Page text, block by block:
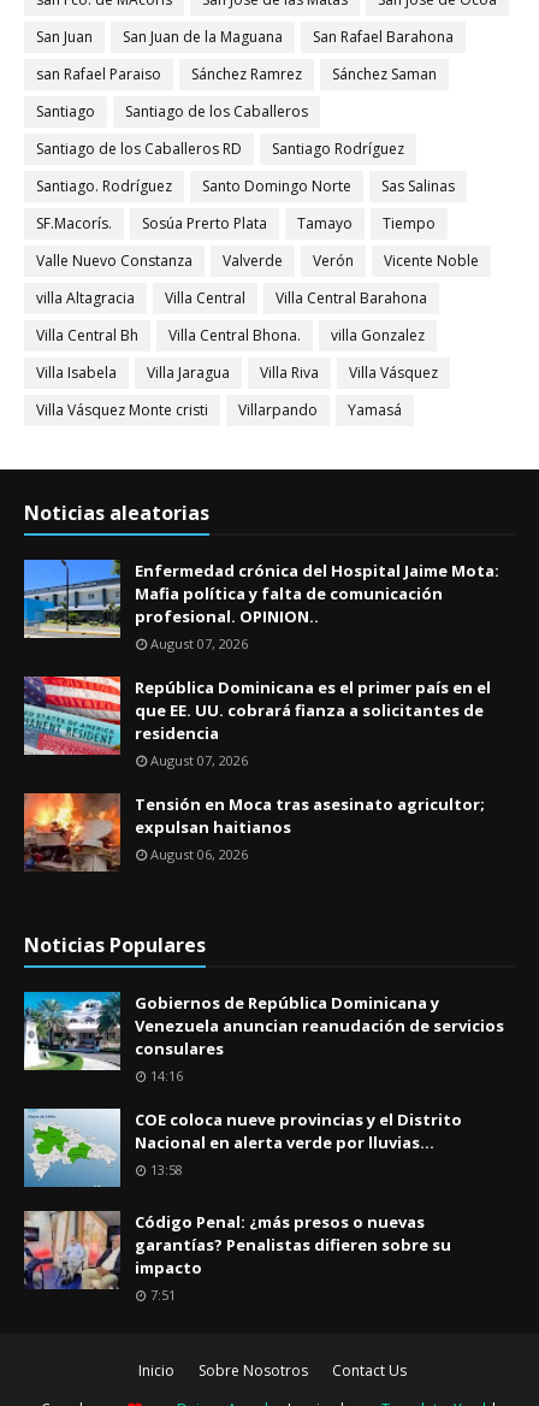
San Juan
San Juan de la Maguana
San Rafael Barahona
san Rafael Paraiso
Sánchez Ramrez
Sánchez Saman
Santiago
Santiago de los Caballeros
Santiago de los Caballeros RD
Santiago Rodríguez
Santiago. Rodríguez
Santo Domingo Norte
Sas Salinas
SF.Macorís.
Sosúa Prerto Plata Tamayo
Tiempo
Valle Nuevo Constanza
Valverde Verón
Vicente Noble
villa Altagracia
Villa Central
Villa Central Barahona
Villa Central Bh
Villa Central Bhona.
villa Gonzalez
Villa Isabela
Villa Jaragua Villa Riva
Villa Vásquez
Villa Vásquez Monte cristi
Villarpando Yamasá
Noticias aleatorias
Enfermedad crónica del Hospital Jaime Mota:
Mafia política y falta de comunicación
profesional. OPINION..
August 07, 2026
República Dominicana es el primer país en el
que EE. UU. cobrará fianza a solicitantes de
residencia
August 07, 2026
Tensión en Moca tras asesinato agricultor;
expulsan haitianos
August 06, 2026
Noticias Populares
Gobiernos de República Dominicana y
Venezuela anuncian reanudación de servicios
consulares
14:16
COE coloca nueve provincias y el Distrito
Nacional en alerta verde por lluvias...
13:58
Código Penal: ¿más presos o nuevas
garantías? Penalistas difieren sobre su
impacto
7:51
Inicio Sobre Nosotros
Contact Us